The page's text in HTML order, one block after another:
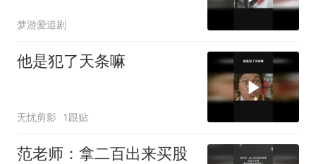
梦游爱追剧
他是犯了天条嘛
无忧剪影 1跟贴
范老师：拿二百出来买股